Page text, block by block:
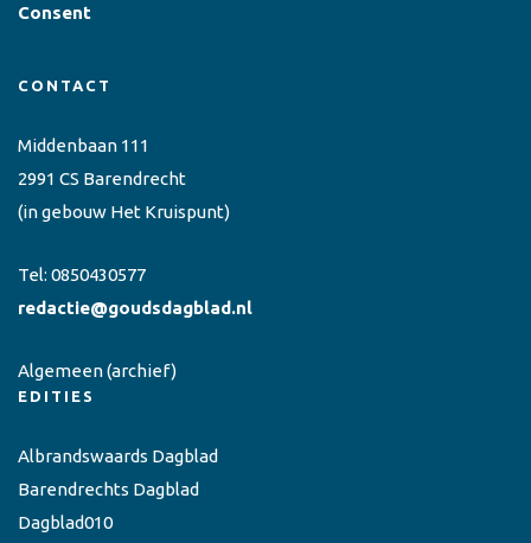
Consent
CONTACT
Middenbaan 111
2991 CS Barendrecht
(in gebouw Het Kruispunt)
Tel: 0850430577
redactie@goudsdagblad.nl
Algemeen(archief)
EDITIES
Albrandswaards Dagblad
Barendrechts Dagblad
Dagblad010